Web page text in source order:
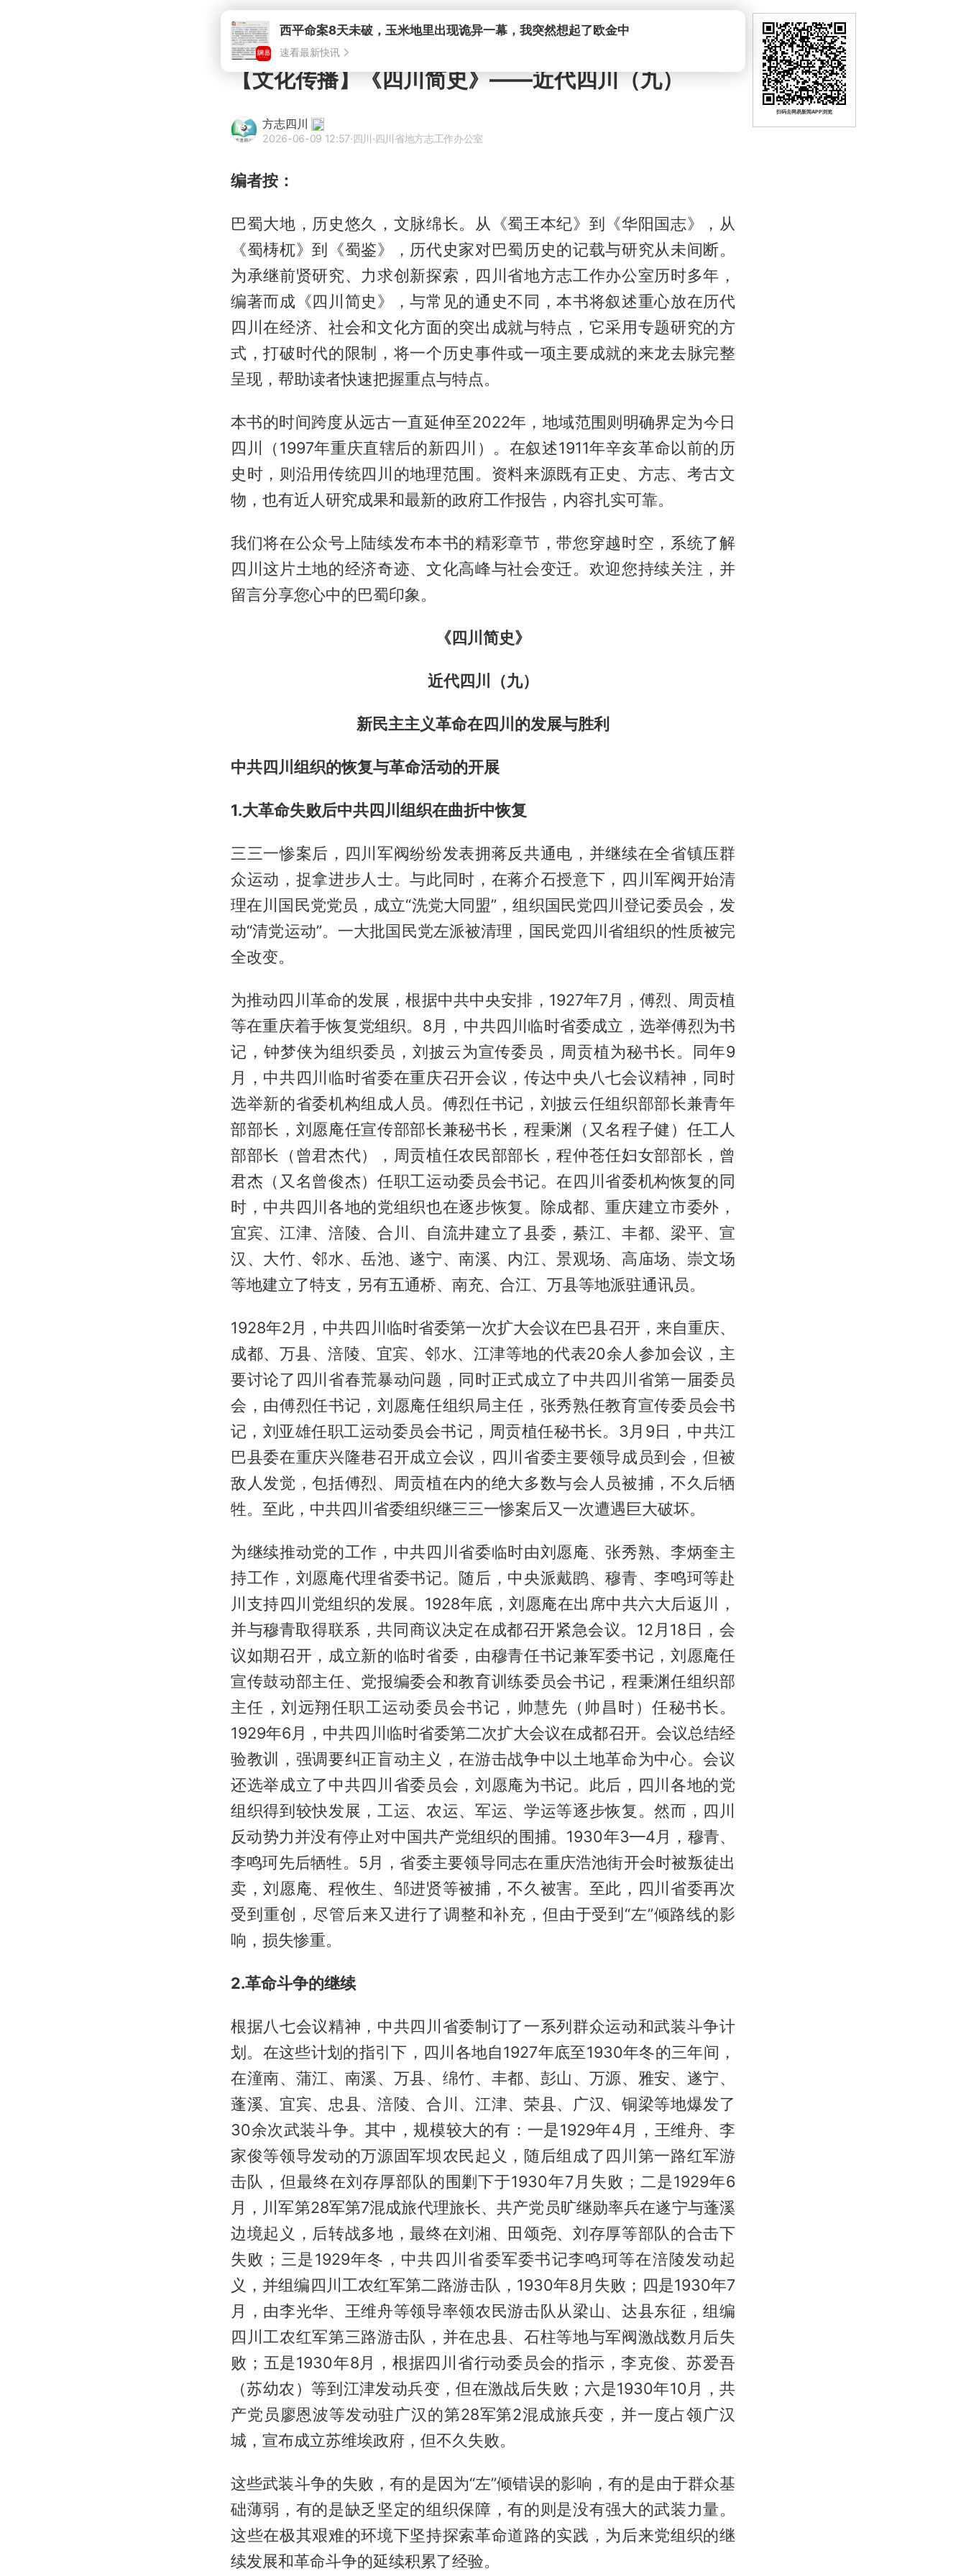
【文化传播】《四川简史》——近代四川（九）
方志四川
2026-06-09 12:57·四川·四川省地方志工作办公室
编者按：
巴蜀大地，历史悠久，文脉绵长。从《蜀王本纪》到《华阳国志》，从
《蜀梼杌》到《蜀鉴》，历代史家对巴蜀历史的记载与研究从未间断。
为承继前贤研究、力求创新探索，四川省地方志工作办公室历时多年，
编著而成《四川简史》，与常见的通史不同，本书将叙述重心放在历代
四川在经济、社会和文化方面的突出成就与特点，它采用专题研究的方
式，打破时代的限制，将一个历史事件或一项主要成就的来龙去脉完整
呈现，帮助读者快速把握重点与特点。
本书的时间跨度从远古一直延伸至2022年，地域范围则明确界定为今日
四川（1997年重庆直辖后的新四川）。在叙述1911年辛亥革命以前的历
史时，则沿用传统四川的地理范围。资料来源既有正史、方志、考古文
物，也有近人研究成果和最新的政府工作报告，内容扎实可靠。
我们将在公众号上陆续发布本书的精彩章节，带您穿越时空，系统了解
四川这片土地的经济奇迹、文化高峰与社会变迁。欢迎您持续关注，并
留言分享您心中的巴蜀印象。
《四川简史》
近代四川（九）
新民主主义革命在四川的发展与胜利
中共四川组织的恢复与革命活动的开展
1.大革命失败后中共四川组织在曲折中恢复
三三一惨案后，四川军阀纷纷发表拥蒋反共通电，并继续在全省镇压群
众运动，捉拿进步人士。与此同时，在蒋介石授意下，四川军阀开始清
理在川国民党党员，成立“洗党大同盟”，组织国民党四川登记委员会，发
动“清党运动”。一大批国民党左派被清理，国民党四川省组织的性质被完
全改变。
为推动四川革命的发展，根据中共中央安排，1927年7月，傅烈、周贡植
等在重庆着手恢复党组织。8月，中共四川临时省委成立，选举傅烈为书
记，钟梦侠为组织委员，刘披云为宣传委员，周贡植为秘书长。同年9
月，中共四川临时省委在重庆召开会议，传达中央八七会议精神，同时
选举新的省委机构组成人员。傅烈任书记，刘披云任组织部部长兼青年
部部长，刘愿庵任宣传部部长兼秘书长，程秉渊（又名程子健）任工人
部部长（曾君杰代），周贡植任农民部部长，程仲苍任妇女部部长，曾
君杰（又名曾俊杰）任职工运动委员会书记。在四川省委机构恢复的同
时，中共四川各地的党组织也在逐步恢复。除成都、重庆建立市委外，
宜宾、江津、涪陵、合川、自流井建立了县委，綦江、丰都、梁平、宣
汉、大竹、邻水、岳池、遂宁、南溪、内江、景观场、高庙场、崇文场
等地建立了特支，另有五通桥、南充、合江、万县等地派驻通讯员。
1928年2月，中共四川临时省委第一次扩大会议在巴县召开，来自重庆、
成都、万县、涪陵、宜宾、邻水、江津等地的代表20余人参加会议，主
要讨论了四川省春荒暴动问题，同时正式成立了中共四川省第一届委员
会，由傅烈任书记，刘愿庵任组织局主任，张秀熟任教育宣传委员会书
记，刘亚雄任职工运动委员会书记，周贡植任秘书长。3月9日，中共江
巴县委在重庆兴隆巷召开成立会议，四川省委主要领导成员到会，但被
敌人发觉，包括傅烈、周贡植在内的绝大多数与会人员被捕，不久后牺
牲。至此，中共四川省委组织继三三一惨案后又一次遭遇巨大破坏。
为继续推动党的工作，中共四川省委临时由刘愿庵、张秀熟、李炳奎主
持工作，刘愿庵代理省委书记。随后，中央派戴鹍、穆青、李鸣珂等赴
川支持四川党组织的发展。1928年底，刘愿庵在出席中共六大后返川，
并与穆青取得联系，共同商议决定在成都召开紧急会议。12月18日，会
议如期召开，成立新的临时省委，由穆青任书记兼军委书记，刘愿庵任
宣传鼓动部主任、党报编委会和教育训练委员会书记，程秉渊任组织部
主任，刘远翔任职工运动委员会书记，帅慧先（帅昌时）任秘书长。
1929年6月，中共四川临时省委第二次扩大会议在成都召开。会议总结经
验教训，强调要纠正盲动主义，在游击战争中以土地革命为中心。会议
还选举成立了中共四川省委员会，刘愿庵为书记。此后，四川各地的党
组织得到较快发展，工运、农运、军运、学运等逐步恢复。然而，四川
反动势力并没有停止对中国共产党组织的围捕。1930年3—4月，穆青、
李鸣珂先后牺牲。5月，省委主要领导同志在重庆浩池街开会时被叛徒出
卖，刘愿庵、程攸生、邹进贤等被捕，不久被害。至此，四川省委再次
受到重创，尽管后来又进行了调整和补充，但由于受到“左”倾路线的影
响，损失惨重。
2.革命斗争的继续
根据八七会议精神，中共四川省委制订了一系列群众运动和武装斗争计
划。在这些计划的指引下，四川各地自1927年底至1930年冬的三年间，
在潼南、蒲江、南溪、万县、绵竹、丰都、彭山、万源、雅安、遂宁、
蓬溪、宜宾、忠县、涪陵、合川、江津、荣县、广汉、铜梁等地爆发了
30余次武装斗争。其中，规模较大的有：一是1929年4月，王维舟、李
家俊等领导发动的万源固军坝农民起义，随后组成了四川第一路红军游
击队，但最终在刘存厚部队的围剿下于1930年7月失败；二是1929年6
月，川军第28军第7混成旅代理旅长、共产党员旷继勋率兵在遂宁与蓬溪
边境起义，后转战多地，最终在刘湘、田颂尧、刘存厚等部队的合击下
失败；三是1929年冬，中共四川省委军委书记李鸣珂等在涪陵发动起
义，并组编四川工农红军第二路游击队，1930年8月失败；四是1930年7
月，由李光华、王维舟等领导率领农民游击队从梁山、达县东征，组编
四川工农红军第三路游击队，并在忠县、石柱等地与军阀激战数月后失
败；五是1930年8月，根据四川省行动委员会的指示，李克俊、苏爱吾
（苏幼农）等到江津发动兵变，但在激战后失败；六是1930年10月，共
产党员廖恩波等发动驻广汉的第28军第2混成旅兵变，并一度占领广汉
城，宣布成立苏维埃政府，但不久失败。
这些武装斗争的失败，有的是因为“左”倾错误的影响，有的是由于群众基
础薄弱，有的是缺乏坚定的组织保障，有的则是没有强大的武装力量。
这些在极其艰难的环境下坚持探索革命道路的实践，为后来党组织的继
续发展和革命斗争的延续积累了经验。
扫码去网易新闻APP浏览